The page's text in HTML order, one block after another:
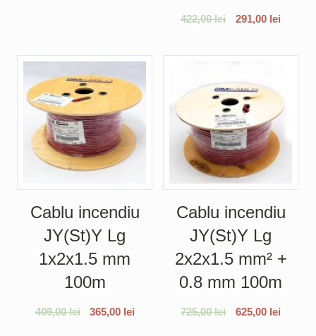
422,00lei 291,00 lei
Cablu incendiu
JY(St)Y Lg
1x2x1.5 mm
100m
409,00lei 365,00 lei
Cablu incendiu
JY(St)Y Lg
2x2x1.5 mm² +
0.8 mm 100m
725,00lei 625,00 lei